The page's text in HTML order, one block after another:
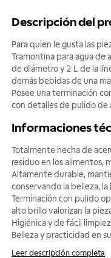
Descripción del
Para quien le gusta las
Tramontina para agua de
de diámetro y 2 L de la
demás bebidas de una
Posee una terminación
con detalles de pulido de
Informaciones
Totalmente hecha de
residuo en los alimentos,
Altamente durable,
conservando la belleza,
Terminación con pulido
alto brillo valorizan la
Higiénica y de fácil
Belleza y practicidad en
Leer descripción completa